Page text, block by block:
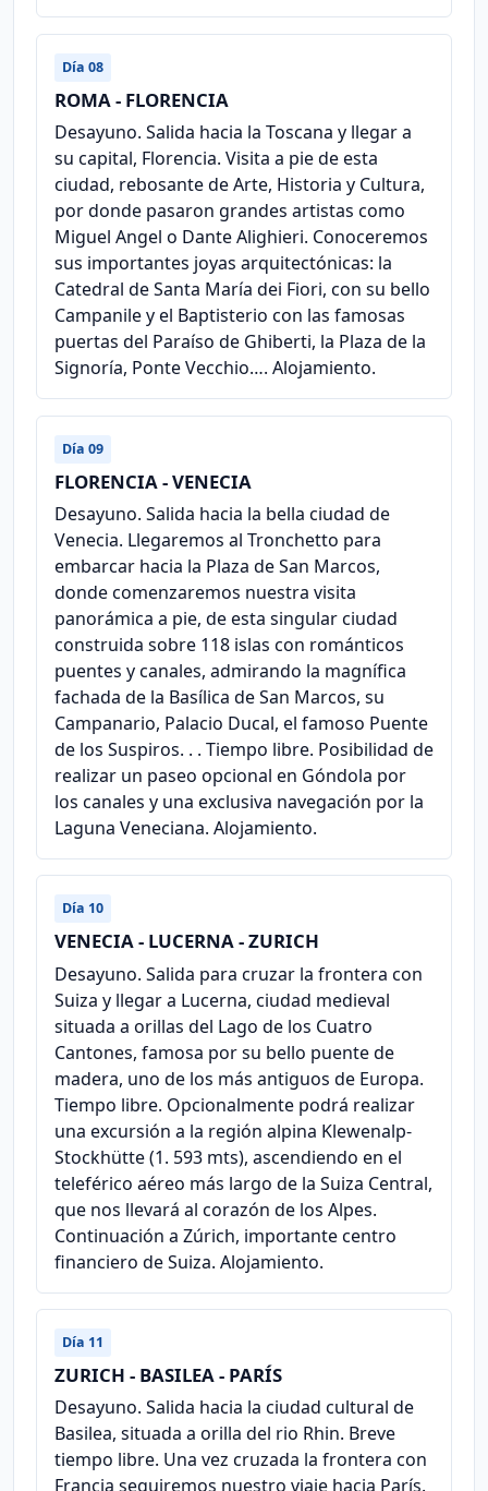
Día 08
ROMA - FLORENCIA
Desayuno. Salida hacia la Toscana y llegar a
su capital, Florencia. Visita a pie de esta
ciudad, rebosante de Arte, Historia y Cultura,
por donde pasaron grandes artistas como
Miguel Angel o Dante Alighieri. Conoceremos
sus importantes joyas arquitectónicas: la
Catedral de Santa María dei Fiori, con su bello
Campanile y el Baptisterio con las famosas
puertas del Paraíso de Ghiberti, la Plaza de la
Signoría, Ponte Vecchio…. Alojamiento.
Día 09
FLORENCIA - VENECIA
Desayuno. Salida hacia la bella ciudad de
Venecia. Llegaremos al Tronchetto para
embarcar hacia la Plaza de San Marcos,
donde comenzaremos nuestra visita
panorámica a pie, de esta singular ciudad
construida sobre 118 islas con románticos
puentes y canales, admirando la magnífica
fachada de la Basílica de San Marcos, su
Campanario, Palacio Ducal, el famoso Puente
de los Suspiros. . . Tiempo libre. Posibilidad de
realizar un paseo opcional en Góndola por
los canales y una exclusiva navegación por la
Laguna Veneciana. Alojamiento.
Día 10
VENECIA - LUCERNA - ZURICH
Desayuno. Salida para cruzar la frontera con
Suiza y llegar a Lucerna, ciudad medieval
situada a orillas del Lago de los Cuatro
Cantones, famosa por su bello puente de
madera, uno de los más antiguos de Europa.
Tiempo libre. Opcionalmente podrá realizar
una excursión a la región alpina Klewenalp-
Stockhütte (1. 593 mts), ascendiendo en el
teleférico aéreo más largo de la Suiza Central,
que nos llevará al corazón de los Alpes.
Continuación a Zúrich, importante centro
financiero de Suiza. Alojamiento.
Día 11
ZURICH - BASILEA - PARÍS
Desayuno. Salida hacia la ciudad cultural de
Basilea, situada a orilla del rio Rhin. Breve
tiempo libre. Una vez cruzada la frontera con
Francia seguiremos nuestro viaje hacia París.